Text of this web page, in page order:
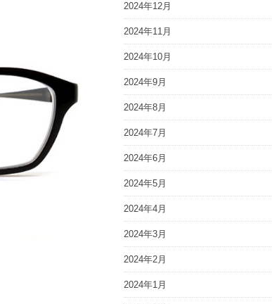
2024年12月
2024年11月
2024年10月
2024年9月
2024年8月
2024年7月
2024年6月
2024年5月
2024年4月
2024年3月
2024年2月
2024年1月